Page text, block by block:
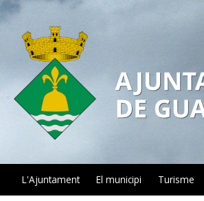
L'Ajuntament El municipi Turisme